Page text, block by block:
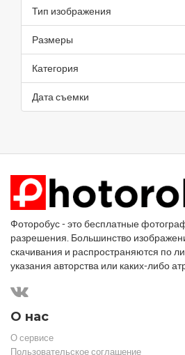
Тип изображения
Размеры
Категория
Дата съемки
Фоторобус - это бесплатные
разрешения. Большинство
скачивания и распространяются по
указания авторства или каких-либо
О нас
О сервисе
Пользовательское соглашение